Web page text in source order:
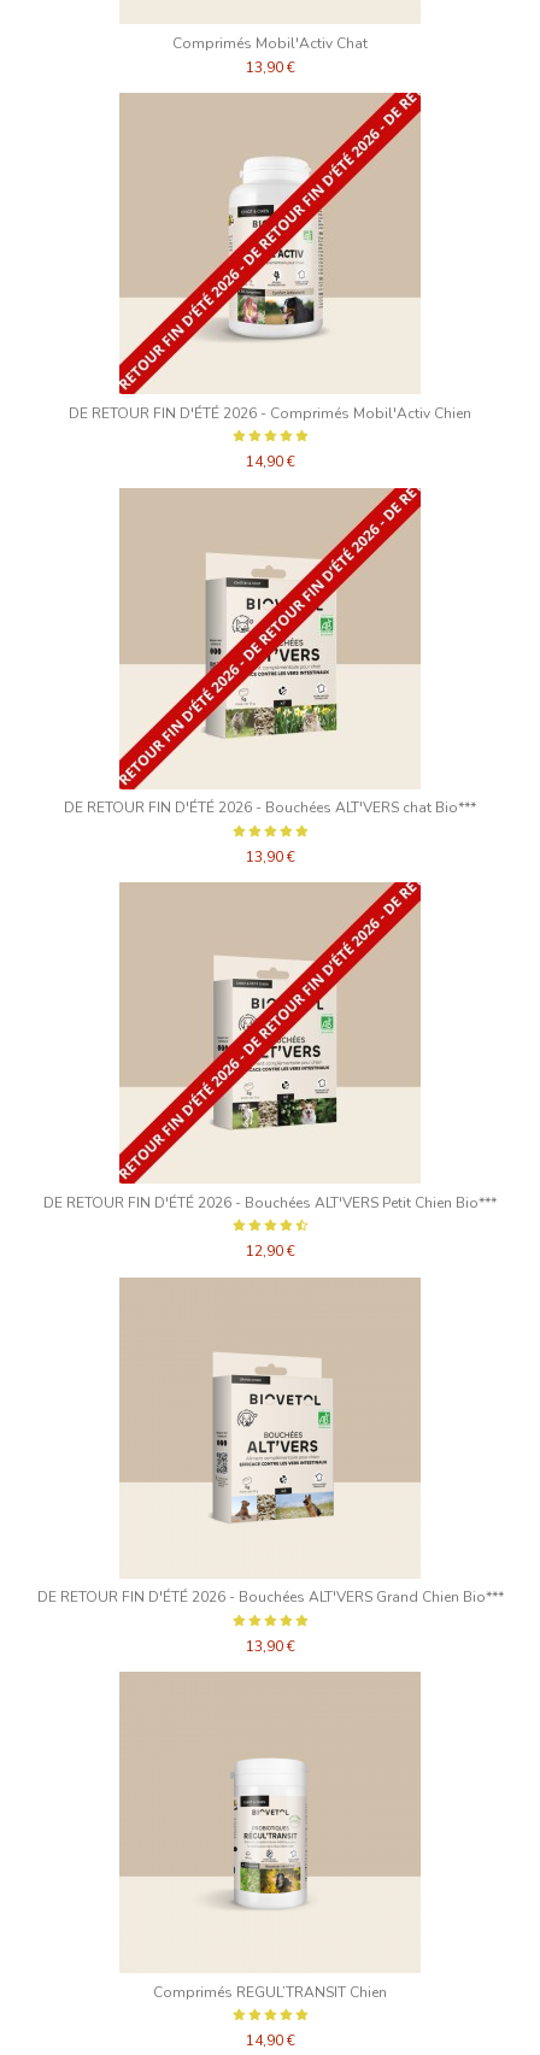
Comprimés Mobil'Activ Chat
13,90 €
DE RETOUR FIN D'ÉTÉ 2026 - Comprimés Mobil'Activ Chien
14,90 €
DE RETOUR FIN D'ÉTÉ 2026 - Bouchées ALT'VERS chat Bio***
13,90 €
DE RETOUR FIN D'ÉTÉ 2026 - Bouchées ALT'VERS Petit Chien Bio***
12,90 €
DE RETOUR FIN D'ÉTÉ 2026 - Bouchées ALT'VERS Grand Chien Bio***
13,90 €
Comprimés REGUL’TRANSIT Chien
14,90 €